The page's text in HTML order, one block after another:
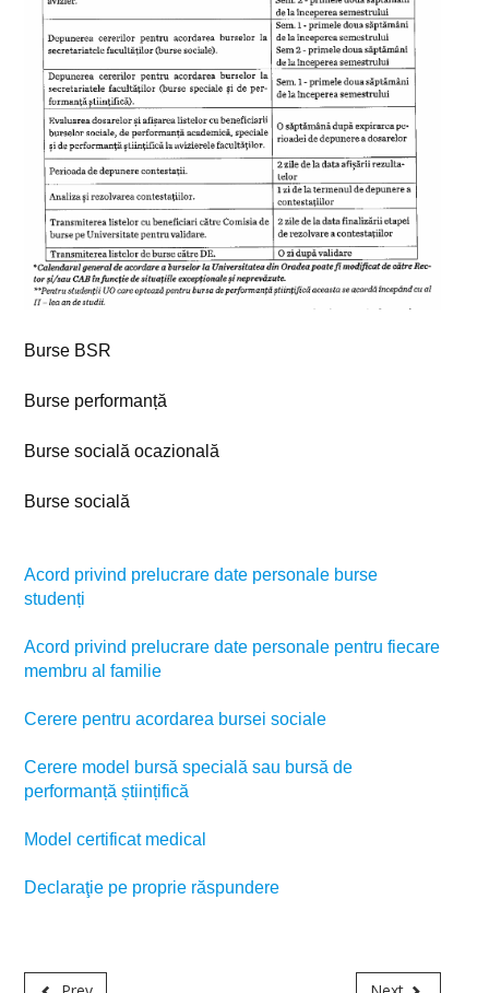
Burse BSR
Burse performanță
Burse socială ocazională
Burse socială
Acord privind prelucrare date personale burse
studenți
Acord privind prelucrare date personale pentru fiecare
membru al familie
Cerere pentru acordarea bursei sociale
Cerere model bursă specială sau bursă de
performanță științifică
Model certificat medical
Declaraţie pe proprie răspundere